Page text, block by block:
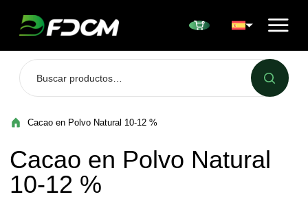
Cacao en Polvo Natural 10-12 %
Cacao en Polvo Natural
10-12 %